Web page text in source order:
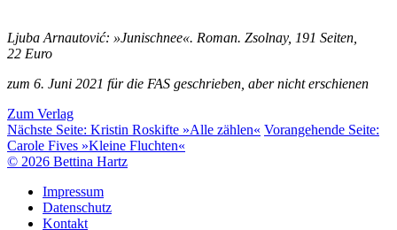
Ljuba Arnautović: »Junischnee«. Roman. Zsolnay, 191 Seiten,
22 Euro
zum 6. Juni 2021 für die FAS geschrieben, aber nicht erschienen
Zum Verlag
Nächste Seite: Kristin Roskifte »Alle zählen« Vorangehende Seite:
Carole Fives »Kleine Fluchten«
© 2026 Bettina Hartz
Impressum
Datenschutz
Kontakt